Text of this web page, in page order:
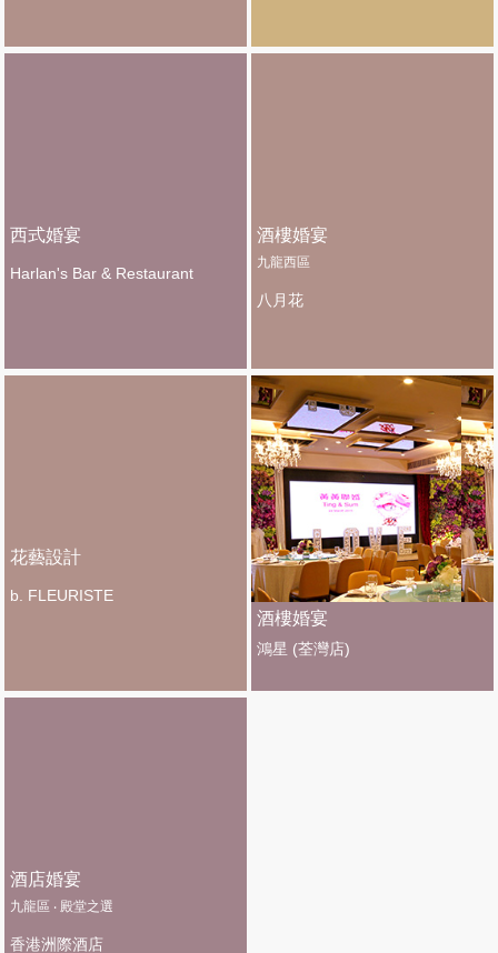
西式婚宴
Harlan's Bar & Restaurant
酒樓婚宴
九龍西區
八月花
花藝設計
b. FLEURISTE
酒樓婚宴
鴻星 (荃灣店)
酒店婚宴
九龍區 ‧ 殿堂之選
香港洲際酒店